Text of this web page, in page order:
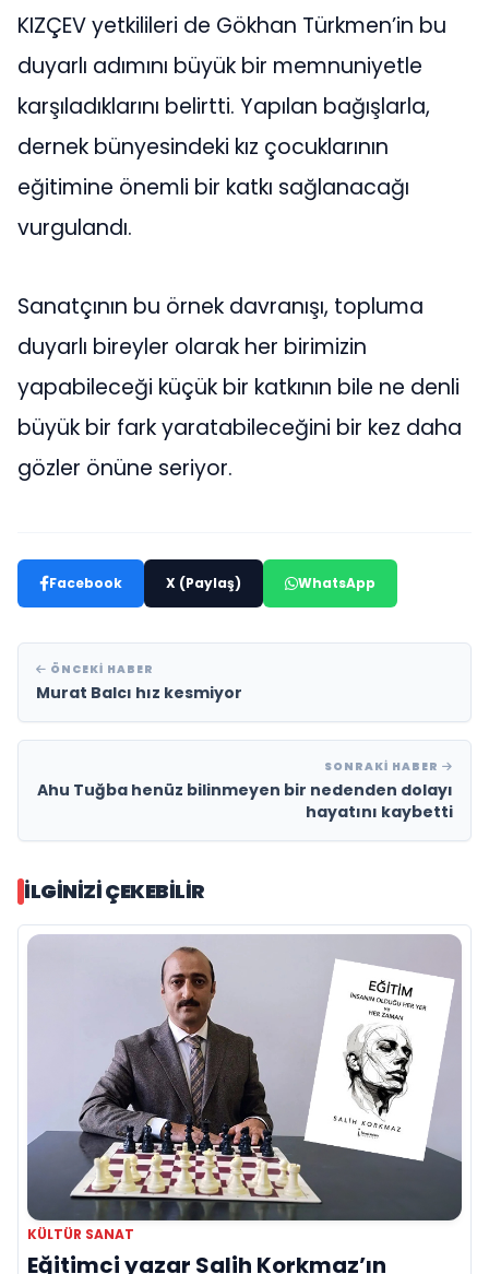
KIZÇEV yetkilileri de Gökhan Türkmen’in bu
duyarlı adımını büyük bir memnuniyetle
karşıladıklarını belirtti. Yapılan bağışlarla,
dernek bünyesindeki kız çocuklarının
eğitimine önemli bir katkı sağlanacağı
vurgulandı.
Sanatçının bu örnek davranışı, topluma
duyarlı bireyler olarak her birimizin
yapabileceği küçük bir katkının bile ne denli
büyük bir fark yaratabileceğini bir kez daha
gözler önüne seriyor.
Facebook X (Paylaş) WhatsApp
ÖNCEKI HABER
Murat Balcı hız kesmiyor
SONRAKI HABER
Ahu Tuğba henüz bilinmeyen bir nedenden dolayı
hayatını kaybetti
İLGINIZI ÇEKEBILIR
KÜLTÜR SANAT
Eğitimci yazar Salih Korkmaz’ın